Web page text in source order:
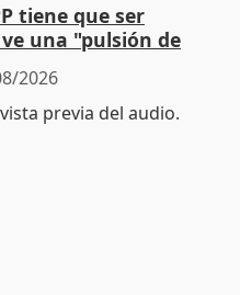
tiene que ser
una "pulsión de
2026